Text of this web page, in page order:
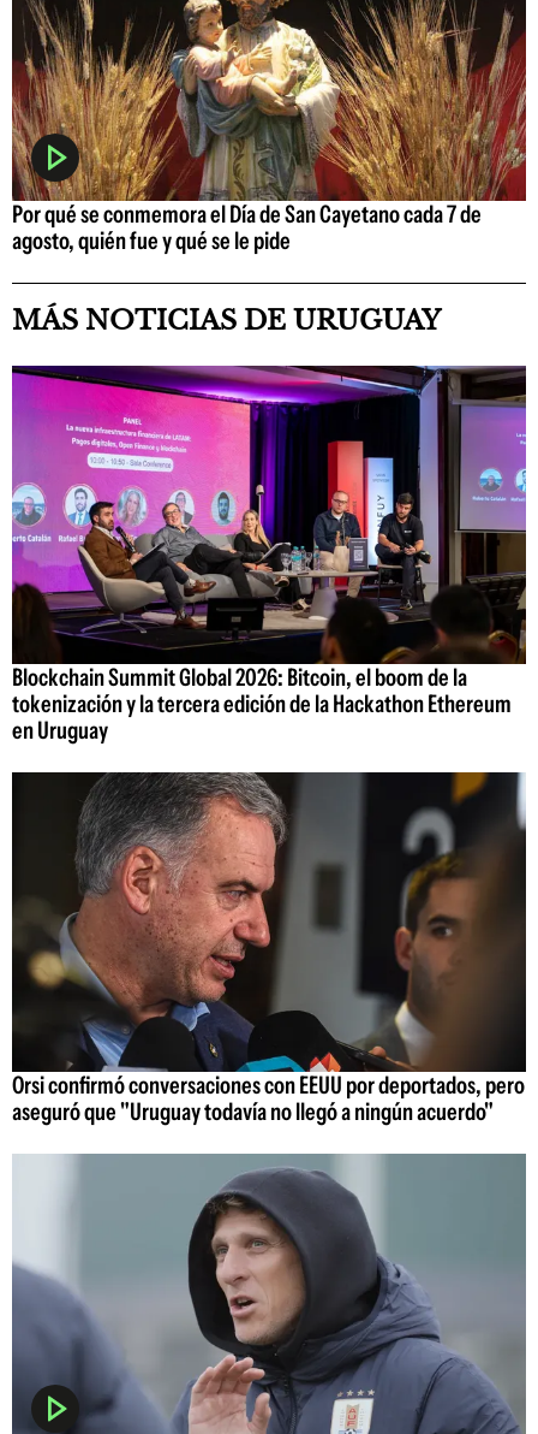
Por qué se conmemora el Día de San Cayetano cada 7 de
agosto, quién fue y qué se le pide
MÁS NOTICIAS DE URUGUAY
Blockchain Summit Global 2026: Bitcoin, el boom de la
tokenización y la tercera edición de la Hackathon Ethereum
en Uruguay
Orsi confirmó conversaciones con EEUU por deportados, pero
aseguró que "Uruguay todavía no llegó a ningún acuerdo"